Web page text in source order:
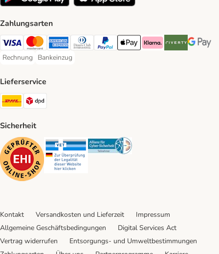
Zahlungsarten
Visa Payment Method
Mastercard Payment Method
American Express Payment Method
Diners Club Payment Method
PayPal Payment Method
Apple Pay Payment Method
Klarna Payment Method
Riverty Payment
Google
Rechnung
Rechnung Payment Method
Bankeinzug
Bankeinzug Payment Method
Lieferservice
DHL Shipping Method
Sicherheit
Security Security Security
Kontakt Versandkosten und Lieferzeit
Impressum
Allgemeine Geschäftsbedingungen
Digital Services Act
Vertrag widerrufen
Entsorgungs- und Umweltbestimmungen